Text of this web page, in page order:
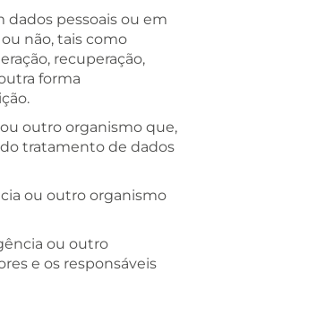
dados pessoais ou em
não, tais como
recuperação,
forma
outro organismo que,
tratamento de dados
ou outro organismo
ou outro
e os responsáveis